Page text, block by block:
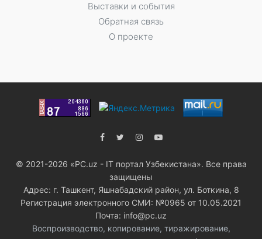
Выставки и события
Обратная связь
О проекте
© 2021-2026 «PC.uz - IT портал Узбекистана». Все права
защищены
Адрес: г. Ташкент, Яшнабадский район, ул. Боткина, 8
Регистрация электронного СМИ: №0965 от 10.05.2021
Почта: info@pc.uz
Воспроизводство, копирование, тиражирование,